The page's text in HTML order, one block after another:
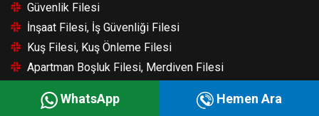
Güvenlik Filesi
İnşaat Filesi, İş Güvenliği Filesi
Kuş Filesi, Kuş Önleme Filesi
Apartman Boşluk Filesi, Merdiven Filesi
Havuz Emniyet Filesi
WhatsApp Hemen Ara